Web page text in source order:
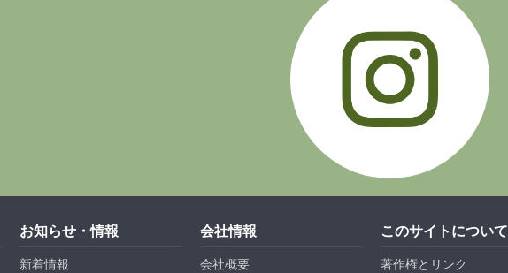
お知らせ・情報
新着情報
会社情報
会社概要
このサイトについて
著作権とリンク